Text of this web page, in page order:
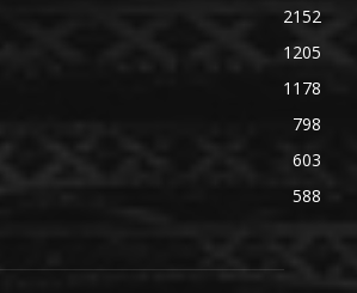
2152
1205
1178
798
603
588